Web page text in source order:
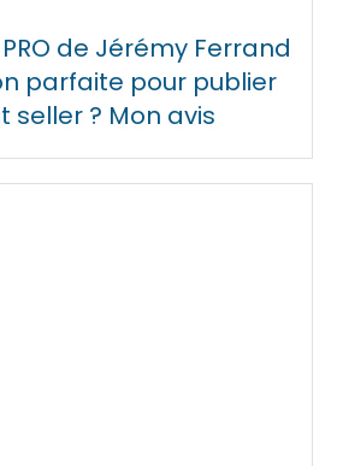
de Jérémy Ferrand
parfaite pour publier
seller ? Mon avis